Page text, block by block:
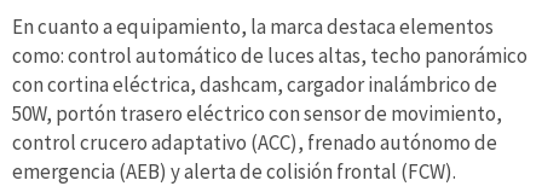
En cuanto a equipamiento, la marca destaca elementos
como: control automático de luces altas, techo panorámico
con cortina eléctrica, dashcam, cargador inalámbrico de
50W, portón trasero eléctrico con sensor de movimiento,
control crucero adaptativo (ACC), frenado autónomo de
emergencia (AEB) y alerta de colisión frontal (FCW).